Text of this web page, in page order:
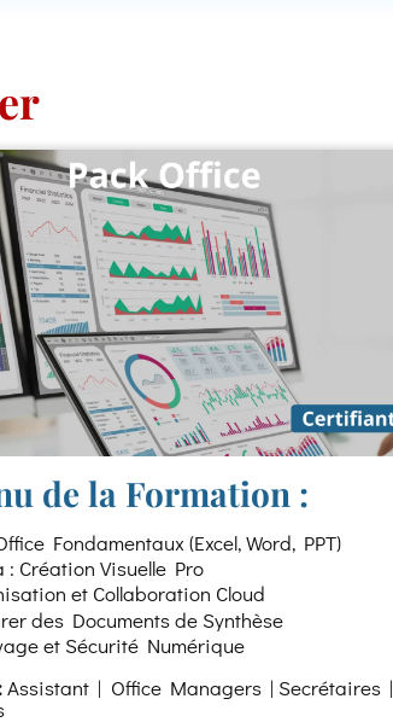
de la Formation :
Fondamentaux (Excel, Word, PPT)
: Création Visuelle Pro
et Collaboration Cloud
des Documents de Synthèse
et Sécurité Numérique
Assistant | Office Managers | Secrétaires |